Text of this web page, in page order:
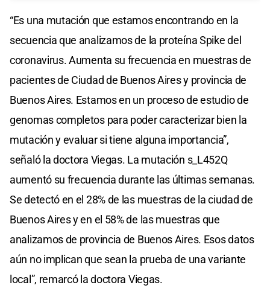
“Es una mutación que estamos encontrando en la
secuencia que analizamos de la proteína Spike del
coronavirus. Aumenta su frecuencia en muestras de
pacientes de Ciudad de Buenos Aires y provincia de
Buenos Aires. Estamos en un proceso de estudio de
genomas completos para poder caracterizar bien la
mutación y evaluar si tiene alguna importancia”,
señaló la doctora Viegas. La mutación s_L452Q
aumentó su frecuencia durante las últimas semanas.
Se detectó en el 28% de las muestras de la ciudad de
Buenos Aires y en el 58% de las muestras que
analizamos de provincia de Buenos Aires. Esos datos
aún no implican que sean la prueba de una variante
local”, remarcó la doctora Viegas.